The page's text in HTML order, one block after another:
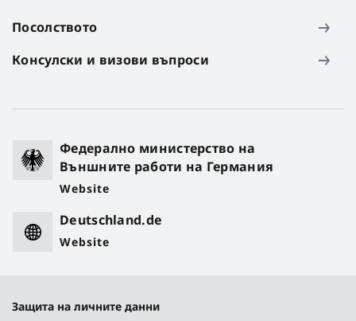
Посолството
Консулски и визови въпроси
Федерално министерство на
Външните работи на Германия
Website
Deutschland.de
Website
Защита на личните данни